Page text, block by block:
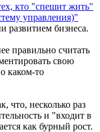
кто "спешит жить"
управления)"
развитием бизнеса.
правильно считать
свою
каком-то
что, несколько раз
и "входит в
как бурный рост.